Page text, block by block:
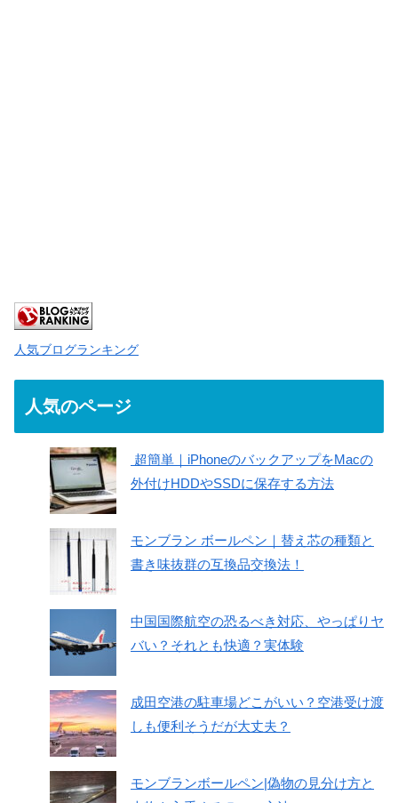
人気ブログランキング
人気のページ
超簡単｜iPhoneのバックアップをMacの
外付けHDDやSSDに保存する方法
モンブラン ボールペン｜替え芯の種類と
書き味抜群の互換品交換法！
中国国際航空の恐るべき対応、やっぱりヤ
バい？それとも快適？実体験
成田空港の駐車場どこがいい？空港受け渡
しも便利そうだが大丈夫？
モンブランボールペン|偽物の見分け方と